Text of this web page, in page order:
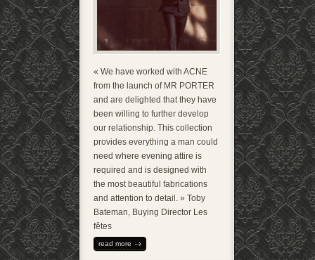
« We have worked with ACNE
from the launch of MR PORTER
and are delighted that they have
been willing to further develop
our relationship. This collection
provides everything a man could
need where evening attire is
required and is designed with
the most beautiful fabrications
and attention to detail. » Toby
Bateman, Buying Director Les
fêtes
read more